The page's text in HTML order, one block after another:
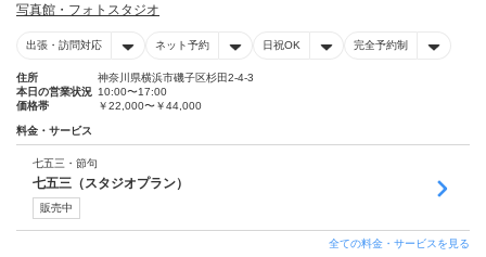
写真館・フォトスタジオ
出張・訪問対応 ネット予約 日祝OK 完全予約制
住所
神奈川県横浜市磯子区杉田2-4-3
本日の営業状況 10:00〜17:00
価格帯
￥22,000〜￥44,000
料金・サービス
七五三・節句
七五三（スタジオプラン）
販売中
全ての料金・サービスを見る